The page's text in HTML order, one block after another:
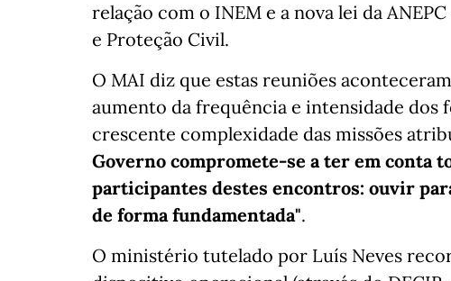
relação com o INEM e a nova lei da
e Proteção Civil.
O MAI diz que estas reuniões
aumento da frequência e intensidade dos
crescente complexidade das missões
Governo compromete-se a ter em conta
participantes destes encontros: ouvir
de forma fundamentada".
O ministério tutelado por Luís Neves